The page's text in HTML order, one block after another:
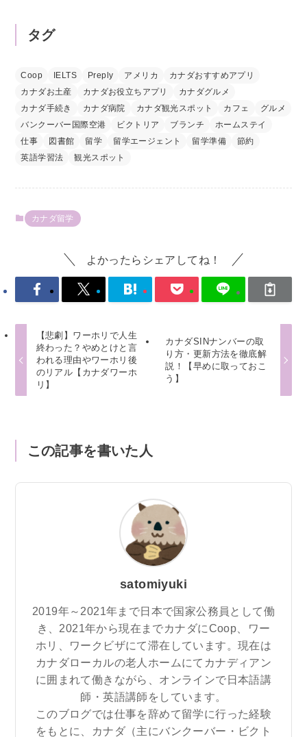
タグ
Coop IELTS Preply アメリカ
カナダおすすめアプリ
カナダお土産
カナダお役立ちアプリ
カナダグルメ
カナダ手続き
カナダ病院 カナダ観光スポット カフェ
グルメ
バンクーバー国際空港
ビクトリア ブランチ
ホームステイ
仕事
図書館 留学 留学エージェント 留学準備
節約
英語学習法
観光スポット
カナダ留学
よかったらシェアしてね！
【悲劇】ワーホリで人生
終わった？やめとけと言
われる理由やワーホリ後
のリアル【カナダワーホ
リ】
カナダSINナンバーの取
り方・更新方法を徹底解
説！【早めに取っておこ
う】
この記事を書いた人
satomiyuki
2019年～2021年まで日本で国家公務員として働
き、2021年から現在までカナダにCoop、ワー
ホリ、ワークビザにて滞在しています。現在は
カナダローカルの老人ホームにてカナディアン
に囲まれて働きながら、オンラインで日本語講
師・英語講師をしています。
このブログでは仕事を辞めて留学に行った経験
をもとに、カナダ（主にバンクーバー・ビクト